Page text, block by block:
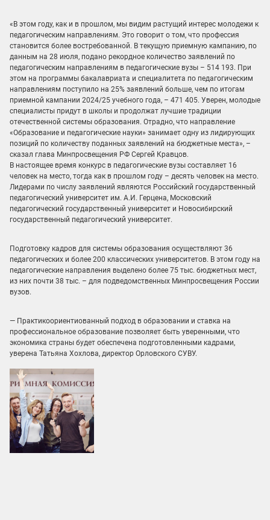
«В этом году, как и в прошлом, мы видим растущий интерес молодежи к
педагогическим направлениям. Это говорит о том, что профессия
становится более востребованной. В текущую приемную кампанию, по
данным на 28 июля, подано рекордное количество заявлений по
педагогическим направлениям в педагогические вузы – 514 193. При
этом на программы бакалавриата и специалитета по педагогическим
направлениям поступило на 25% заявлений больше, чем по итогам
приемной кампании 2024/25 учебного года, – 471 405. Уверен, молодые
специалисты придут в школы и продолжат лучшие традиции
отечественной системы образования. Отрадно, что направление
«Образование и педагогические науки» занимает одну из лидирующих
позиций по количеству поданных заявлений на бюджетные места», –
сказал глава Минпросвещения РФ Сергей Кравцов.
В настоящее время конкурс в педагогические вузы составляет 16
человек на место, тогда как в прошлом году – десять человек на место.
Лидерами по числу заявлений являются Российский государственный
педагогический университет им. А.И. Герцена, Московский
педагогический государственный университет и Новосибирский
государственный педагогический университет.
Подготовку кадров для системы образования осуществляют 36
педагогических и более 200 классических университетов. В этом году на
педагогические направления выделено более 75 тыс. бюджетных мест,
из них почти 38 тыс. – для подведомственных Минпросвещения России
вузов.
— Практикоориентиованный подход в образовании и ставка на
профессиональное образование позволяет быть уверенными, что
экономика страны будет обеспечена подготовленными кадрами,
уверена Татьяна Хохлова, директор Орловского СУВУ.